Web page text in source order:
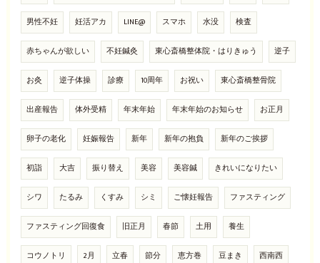
男性不妊 妊活アカ LINE@ スマホ 水没 検査
赤ちゃんが欲しい 不妊鍼灸 東心斎橋整体院・はりきゅう 逆子
お灸 逆子体操 診療 10周年 お祝い 東心斎橋整骨院
出産報告 体外受精 年末年始 年末年始のお知らせ お正月
卵子の老化 妊娠報告 新年 新年の抱負 新年のご挨拶
初詣 大吉 振り替え 美容 美容鍼 きれいになりたい
シワ たるみ くすみ シミ ご懐妊報告 ファスティング
ファスティング回復食 旧正月 春節 土用 養生
コウノトリ 2月 立春 節分 恵方巻 豆まき 西南西